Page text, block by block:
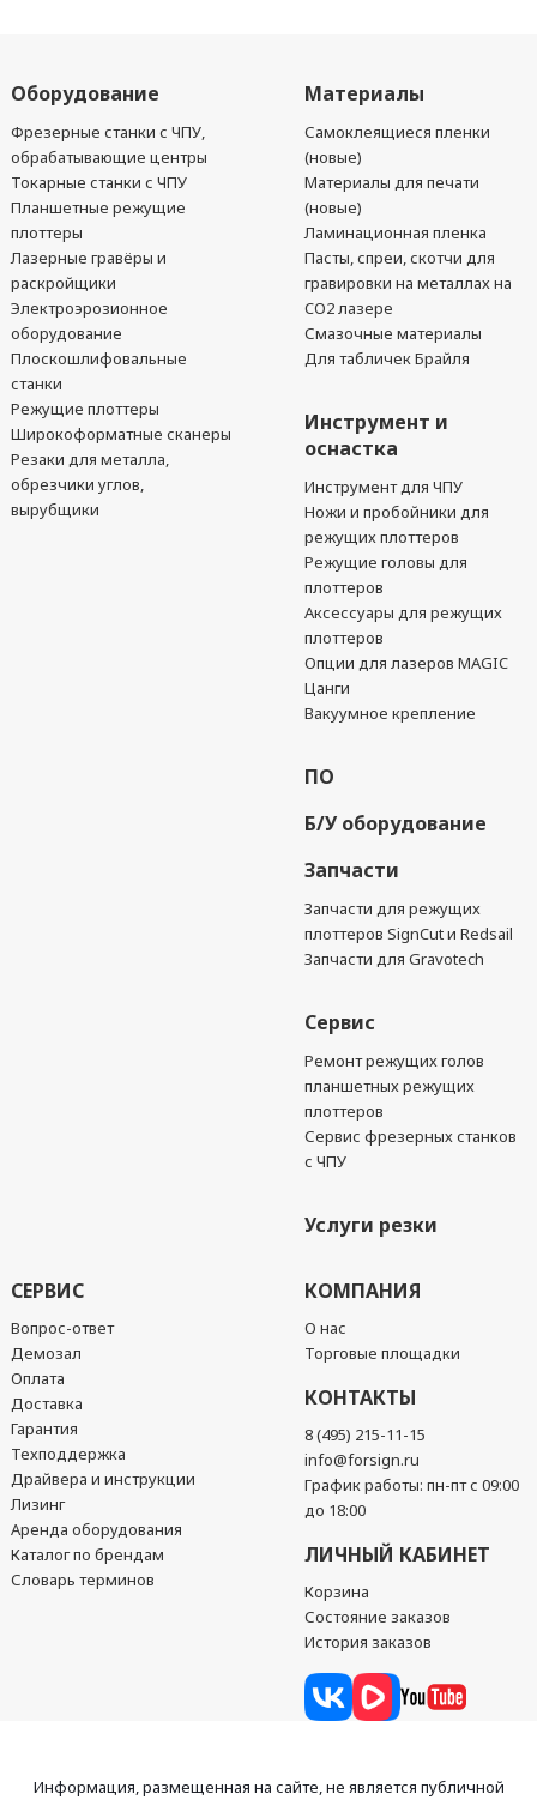
Оборудование
Фрезерные станки с ЧПУ,
обрабатывающие центры
Токарные станки с ЧПУ
Планшетные режущие
плоттеры
Лазерные гравёры и
раскройщики
Электроэрозионное
оборудование
Плоскошлифовальные
станки
Режущие плоттеры
Широкоформатные сканеры
Резаки для металла,
обрезчики углов,
вырубщики
Материалы
Самоклеящиеся пленки
(новые)
Материалы для печати
(новые)
Ламинационная пленка
Пасты, спреи, скотчи для
гравировки на металлах на
CO2 лазере
Смазочные материалы
Для табличек Брайля
Инструмент и
оснастка
Инструмент для ЧПУ
Ножи и пробойники для
режущих плоттеров
Режущие головы для
плоттеров
Аксессуары для режущих
плоттеров
Опции для лазеров MAGIC
Цанги
Вакуумное крепление
ПО
Б/У оборудование
Запчасти
Запчасти для режущих
плоттеров SignCut и Redsail
Запчасти для Gravotech
Сервис
Ремонт режущих голов
планшетных режущих
плоттеров
Сервис фрезерных станков
с ЧПУ
Услуги резки
СЕРВИС
Вопрос-ответ
Демозал
Оплата
Доставка
Гарантия
Техподдержка
Драйвера и инструкции
Лизинг
Аренда оборудования
Каталог по брендам
Словарь терминов
КОМПАНИЯ
О нас
Торговые площадки
КОНТАКТЫ
8 (495) 215-11-15
info@forsign.ru
График работы: пн-пт с 09:00
до 18:00
ЛИЧНЫЙ КАБИНЕТ
Корзина
Состояние заказов
История заказов
Информация, размещенная на сайте, не является публичной